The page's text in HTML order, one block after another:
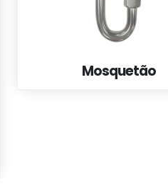
Mosquetão